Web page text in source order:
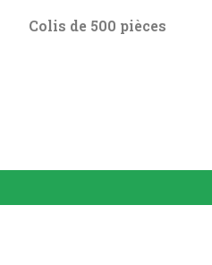
Colis de 500 pièces